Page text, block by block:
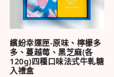
繽紛幸運匣-原味、檸檬多
多、蔓越莓、黑芝麻(各
120g)四種口味法式牛軋糖
入禮盒